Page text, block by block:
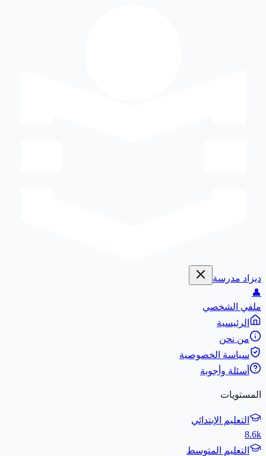
ديزاد مدرسة
👤
ملفي الشخصي
الرئيسية
من نحن
سياسة الخصوصية
أسئلة وأجوبة
المستويات
التعليم الإبتدائي
8.6k
التعليم المتوسط